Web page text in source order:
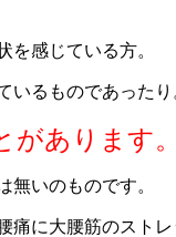
を感じている方。
いるものであったり
あります。
無いのものです。
痛に大腰筋のスト